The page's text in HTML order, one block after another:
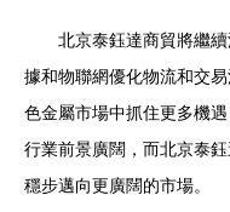
北京泰鈺達商貿將繼
據和物聯網優化物流和交
色金屬市場中抓住更多機
行業前景廣闊，而北京泰
穩步邁向更廣闊的市場。